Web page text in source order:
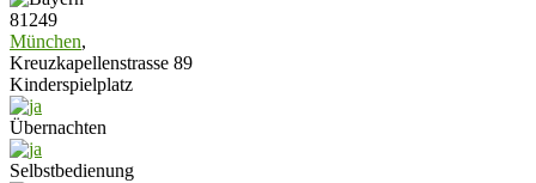
81249
München,
Kreuzkapellenstrasse 89
Kinderspielplatz
Übernachten
Selbstbedienung